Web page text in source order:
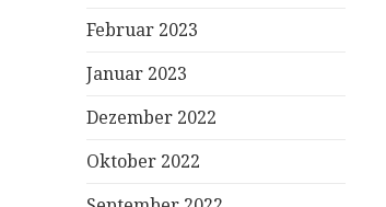
Februar 2023
Januar 2023
Dezember 2022
Oktober 2022